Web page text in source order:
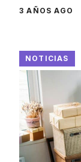
3 AÑOS AGO
NOTICIAS